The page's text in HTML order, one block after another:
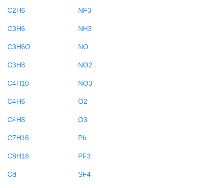
C2H6
C3H6
C3H6O
C3H8
C4H10
C4H6
C4H8
C7H16
C8H18
Cd
NF3
NH3
NO
NO2
NO3
O2
O3
Pb
PF3
SF4